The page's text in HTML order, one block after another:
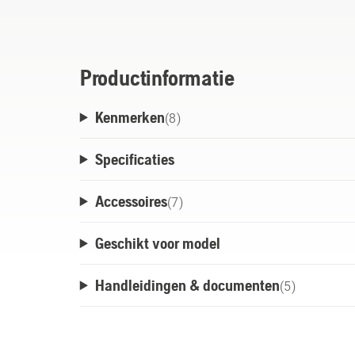
af tijdens het gebruik en het opladen.
Klaar om verbinding te maken met
Productinformatie
Kenmerken(8)
Specificaties
Accessoires(7)
Geschikt voor model
Handleidingen & documenten(5)